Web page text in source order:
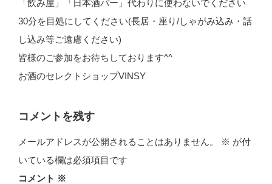
「飲み屋」「日本酒バー」代わりに使わないでください
30分を目処にしてください(長居・座り/しゃがみ込み・話
し込み等ご遠慮ください)
皆様のご参加をお待ちしております^^
お酒のセレクトショップVINSY
コメントを残す
メールアドレスが公開されることはありません。 ※ が付
いている欄は必須項目です
コメント ※